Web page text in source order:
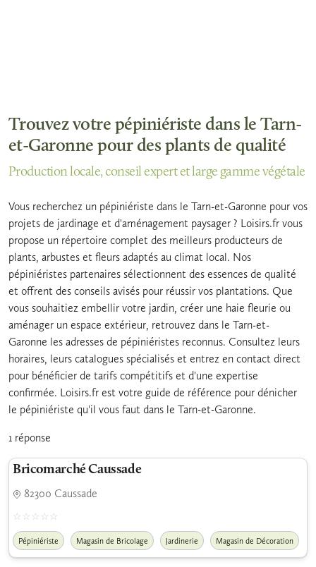
Trouvez votre pépiniériste dans le Tarn-
et-Garonne pour des plants de qualité
Production locale, conseil expert et large gamme végétale
Vous recherchez un pépiniériste dans le Tarn-et-Garonne pour vos
projets de jardinage et d'aménagement paysager ? Loisirs.fr vous
propose un répertoire complet des meilleurs producteurs de
plants, arbustes et fleurs adaptés au climat local. Nos
pépiniéristes partenaires sélectionnent des essences de qualité
et offrent des conseils avisés pour réussir vos plantations. Que
vous souhaitiez embellir votre jardin, créer une haie fleurie ou
aménager un espace extérieur, retrouvez dans le Tarn-et-
Garonne les adresses de pépiniéristes reconnus. Consultez leurs
horaires, leurs catalogues spécialisés et entrez en contact direct
pour bénéficier de tarifs compétitifs et d'une expertise
confirmée. Loisirs.fr est votre guide de référence pour dénicher
le pépiniériste qu'il vous faut dans le Tarn-et-Garonne.
1 réponse
Bricomarché Caussade
82300 Caussade
Pépiniériste Magasin de Bricolage Jardinerie Magasin de Décoration